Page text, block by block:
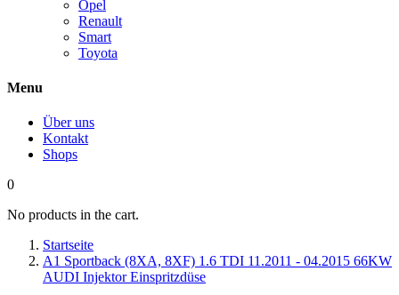
Opel
Renault
Smart
Toyota
Menu
Über uns
Kontakt
Shops
0
No products in the cart.
Startseite
A1 Sportback (8XA, 8XF) 1.6 TDI 11.2011 - 04.2015 66KW
AUDI Injektor Einspritzdüse